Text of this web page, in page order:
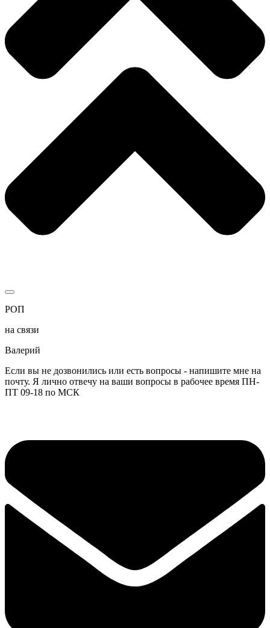
РОП
на связи
Валерий
Если вы не дозвонились или есть вопросы - напишите мне на
почту. Я лично отвечу на ваши вопросы в рабочее время ПН-
ПТ 09-18 по МСК